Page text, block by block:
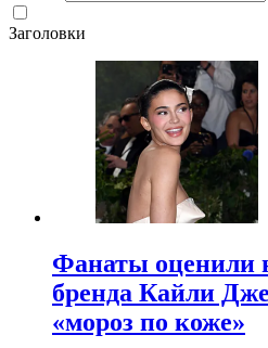
Заголовки
Фанаты оценили
бренда Кайли
«мороз по коже»